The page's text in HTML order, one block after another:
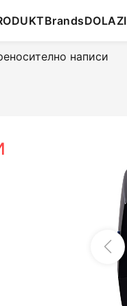
BrandsDOLAZI
написи